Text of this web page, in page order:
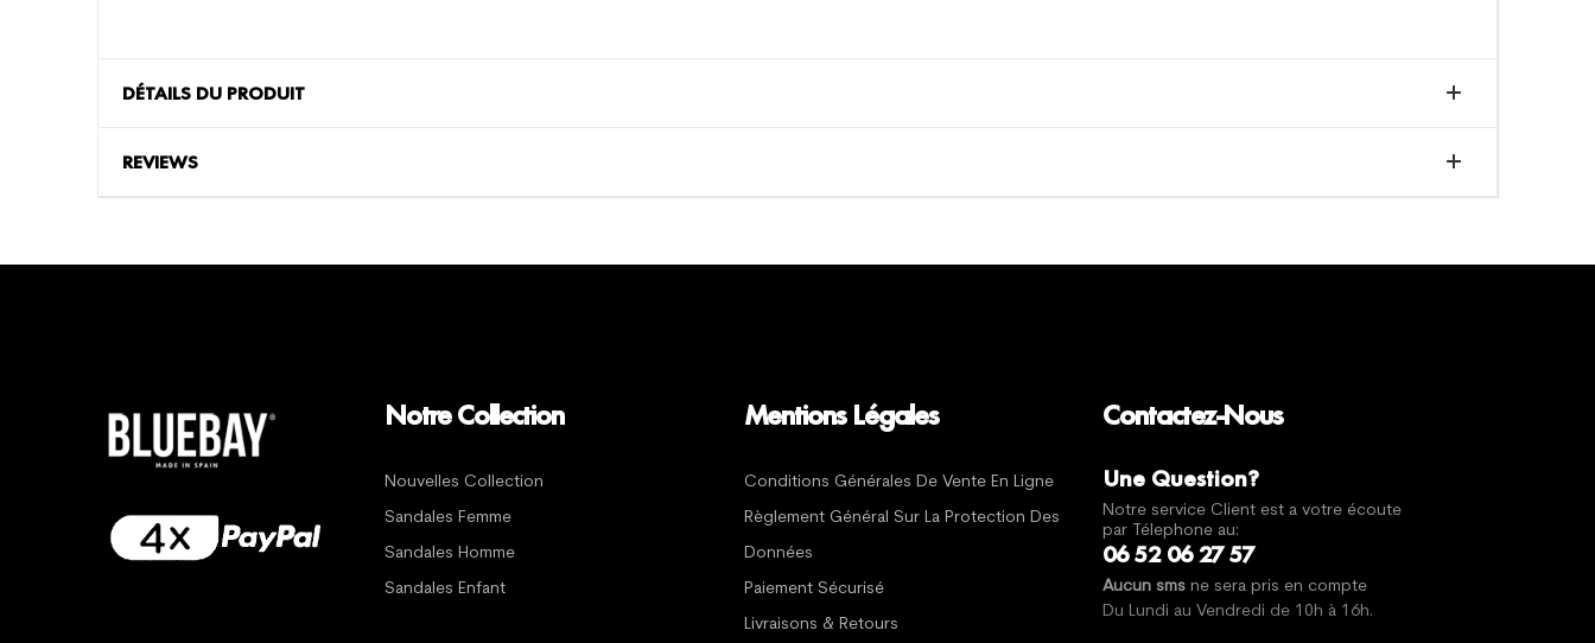
DÉTAILS DU PRODUIT
REVIEWS
Notre Collection
Nouvelles Collection
Sandales Femme
Sandales Homme
Sandales Enfant
Mentions Légales
Conditions Générales De Vente En Ligne
Règlement Général Sur La Protection Des
Données
Paiement Sécurisé
Livraisons & Retours
Contactez-Nous
Une Question?
Notre service Client est a votre écoute
par Télephone au:
06 52 06 27 57
Aucun sms ne sera pris en compte
Du Lundi au Vendredi de 10h à 16h.